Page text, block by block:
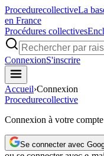
ProcedurecollectiveLa
en France
Procédures collectives
ConnexionS'inscrire
Accueil›Connexion
Procedurecollective
Connexion à votre compte
Se connecter avec